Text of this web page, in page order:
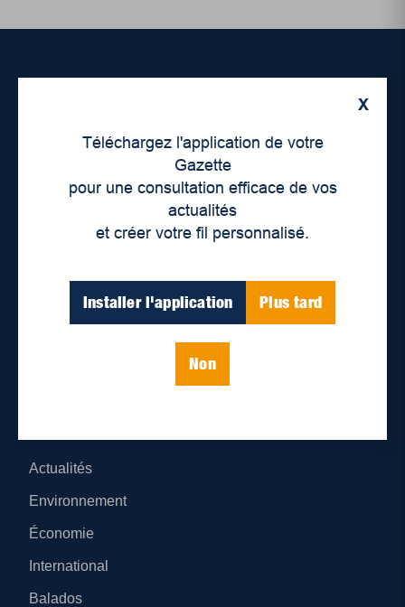
X
Téléchargez l'application de votre
Gazette
pour une consultation efficace de vos
actualités
et créer votre fil personnalisé.
Installer l'application Plus tard
Non
À propos de nous
Déontologie et confidentialité
Devenir partenaire
Nous joindre
Actualités
Environnement
Économie
International
Balados